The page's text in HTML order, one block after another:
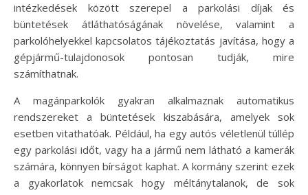
intézkedések között szerepel a parkolási díjak és
büntetések átláthatóságának növelése, valamint a
parkolóhelyekkel kapcsolatos tájékoztatás javítása, hogy a
gépjármű-tulajdonosok pontosan tudják, mire
számíthatnak.
A magánparkolók gyakran alkalmaznak automatikus
rendszereket a büntetések kiszabására, amelyek sok
esetben vitathatóak. Például, ha egy autós véletlenül túllép
egy parkolási időt, vagy ha a jármű nem látható a kamerák
számára, könnyen bírságot kaphat. A kormány szerint ezek
a gyakorlatok nemcsak hogy méltánytalanok, de sok